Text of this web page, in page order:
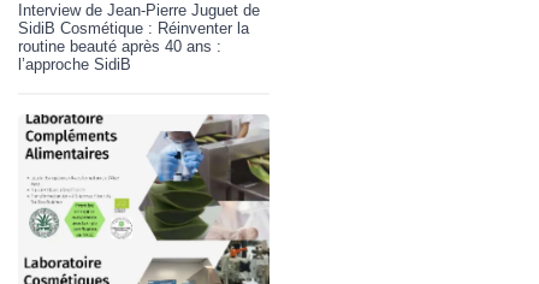
Interview de Jean-Pierre Juguet de
SidiB Cosmétique : Réinventer la
routine beauté après 40 ans :
l’approche SidiB